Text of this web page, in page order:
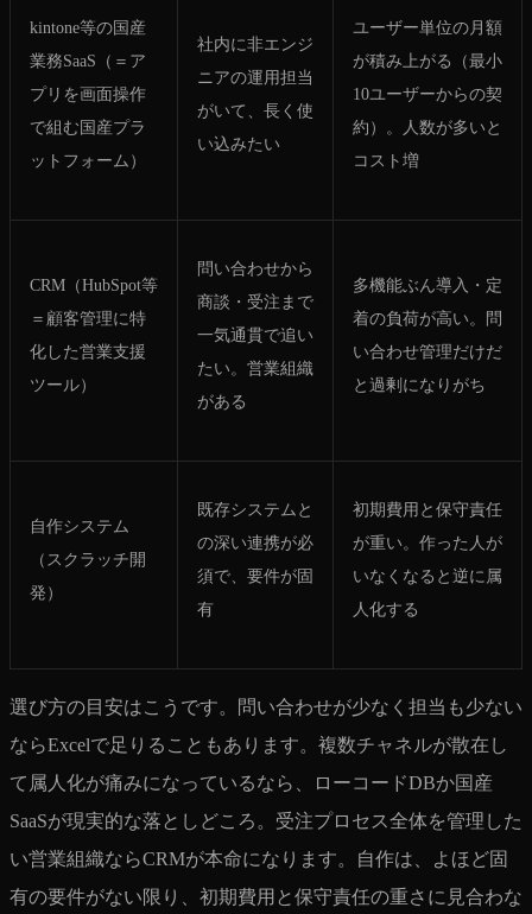
kintone等の国産
業務SaaS（＝ア
プリを画面操作
で組む国産プラ
ットフォーム）
社内に非エンジ
ニアの運用担当
がいて、長く使
い込みたい
ユーザー単位の月額
が積み上がる（最小
10ユーザーからの契
約）。人数が多いと
コスト増
CRM（HubSpot等
＝顧客管理に特
化した営業支援
ツール）
問い合わせから
商談・受注まで
一気通貫で追い
たい。営業組織
がある
多機能ぶん導入・定
着の負荷が高い。問
い合わせ管理だけだ
と過剰になりがち
自作システム
（スクラッチ開
発）
既存システムと
の深い連携が必
須で、要件が固
有
初期費用と保守責任
が重い。作った人が
いなくなると逆に属
人化する
選び方の目安はこうです。問い合わせが少なく担当も少ない
ならExcelで足りることもあります。複数チャネルが散在し
て属人化が痛みになっているなら、ローコードDBか国産
SaaSが現実的な落としどころ。受注プロセス全体を管理した
い営業組織ならCRMが本命になります。自作は、よほど固
有の要件がない限り、初期費用と保守責任の重さに見合わな